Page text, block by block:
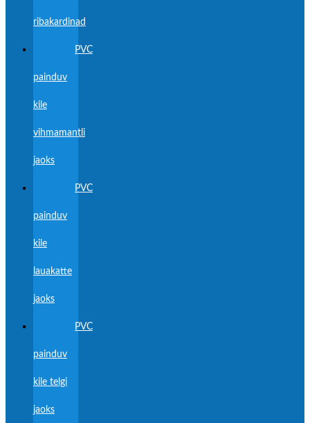
ribakardinad
PVC
painduv
kile
vihmamantli
jaoks
PVC
painduv
kile
lauakatte
jaoks
PVC
painduv
kile telgi
jaoks